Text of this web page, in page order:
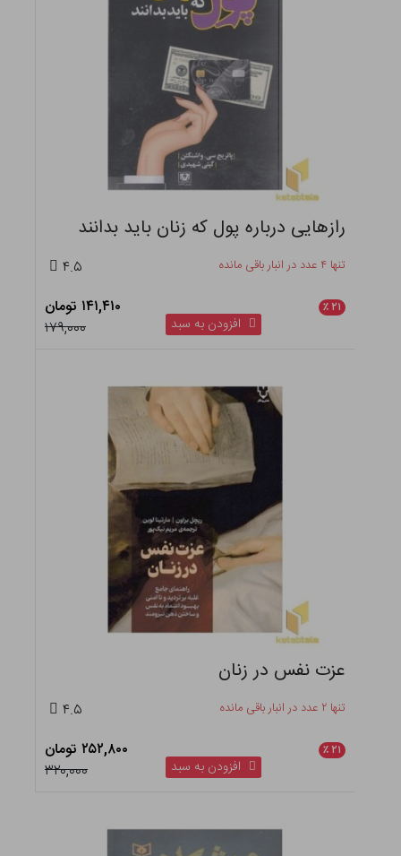
رازهایی درباره پول که زنان باید بدانند
تنها ۴ عدد در انبار باقی مانده ۴.۵
۲۱ ٪
۱۴۱,۴۱۰ تومان
۱۷۹,۰۰۰
افزودن به سبد
عزت نفس در زنان
تنها ۲ عدد در انبار باقی مانده ۴.۵
۲۱ ٪
۲۵۲,۸۰۰ تومان
۳۲۰,۰۰۰
افزودن به سبد